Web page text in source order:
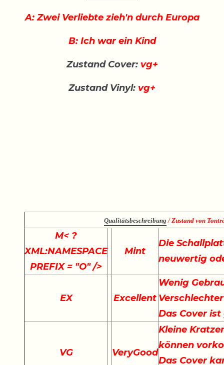
A: Zwei Verliebte zieh'n durch Europa
B: Ich war ein Kind
Zustand Cover:vg+
Zustand Vinyl: vg+
Qualitätsbeschreibung / Zustand von
M< ?
XML:NAMESPACE
PREFIX = "O" />
Mint
Die
neuwertig
EX Excellent
Wenig
Das Cover
VG VeryGood
Kleine
können
Das Cover